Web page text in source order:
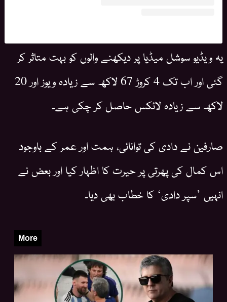
یہ ویڈیو سوشل میڈیا پر دیکھنے والوں کو بہت متاثر کر
گئی اور اب تک 4 کروڑ 67 لاکھ سے زیادہ ویوز اور 20
لاکھ سے زیادہ لائکس حاصل کر چکی ہے۔
صارفین نے دادی کی توانائی، ہمت اور عمر کے باوجود
اس کمال کی پھرتی پر حیرت کا اظہار کیا اور بعض نے
انہیں ’سپر دادی‘ کا خطاب بھی دیا۔
More